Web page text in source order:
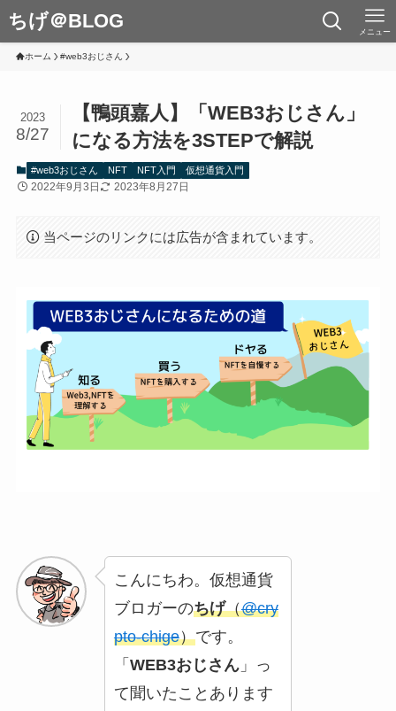
ちげ＠BLOG メニュー
ホーム #web3おじさん
【鴨頭嘉人】「WEB3おじさん」
になる方法を3STEPで解説
2023
8/27
#web3おじさん NFT NFT入門 仮想通貨入門
2022年9月3日 2023年8月27日
当ページのリンクには広告が含まれています。
こんにちわ。仮想通貨
ブロガーのちげ（@cry
pto-chige）です。
「 WEB3おじさん」っ
て聞いたことあります